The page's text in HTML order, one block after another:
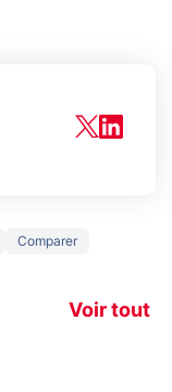
Comparer
Voir tout
5
prochaine